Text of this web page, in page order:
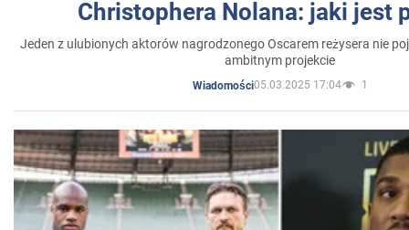
Christophera Nolana: jaki jest
Jeden z ulubionych aktorów nagrodzonego Oscarem reżysera nie
ambitnym projekcie
Wiadomości05.03.2025 17:04 1